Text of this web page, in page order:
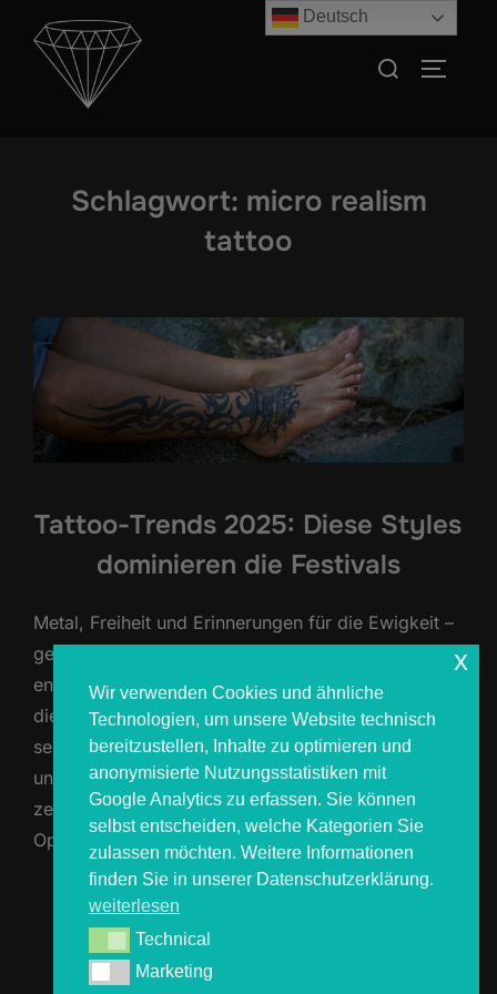
Inhalt
springen
Suchen
Schlagwort: micro realism
tattoo
Tattoo-Trends 2025: Diese Styles
dominieren die Festivals
Metal, Freiheit und Erinnerungen für die Ewigkeit –
genau dafür stehen Festival-Tattoos. Jedes Jahr
entstehen neue Trends, die auf Europas Festivals
die Haut erobern. Auch 2025 wird wieder geprägt
sein von starken Symbolen, modernen Techniken
und einem klaren Bezug zur Metal-Kultur. Wir
zeigen dir, welche Tattoo-Stile du auf dem Wacken
Open Air 2025 und anderen …
Deutsch
Wir verwenden Cookies und ähnliche
Technologien, um unsere Website technisch
bereitzustellen, Inhalte zu optimieren und
anonymisierte Nutzungsstatistiken mit
Google Analytics zu erfassen. Sie können
selbst entscheiden, welche Kategorien Sie
zulassen möchten. Weitere Informationen
finden Sie in unserer Datenschutzerklärung.
weiterlesen
TechnicalTechnical
MarketingMarketing
x